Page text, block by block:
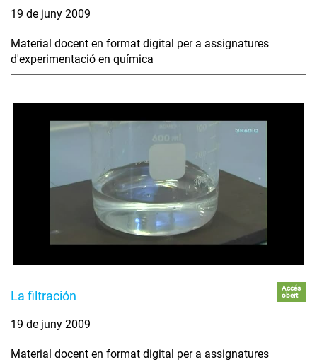
19 de juny 2009
Material docent en format digital per a assignatures
d'experimentació en química
La filtración
Accés
obert
19 de juny 2009
Material docent en format digital per a assignatures